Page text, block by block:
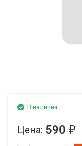
В наличии
Цена: 590 ₽